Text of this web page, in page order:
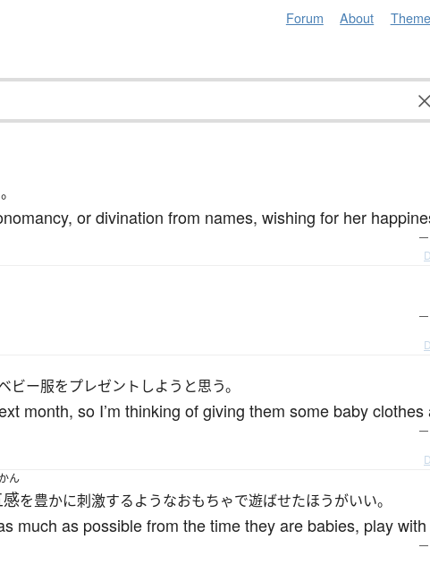
Forum About Theme
or divination from names, wishing for her
—
—
ー服をプレゼントしようと思う。
month, so I’m thinking of giving them some baby clothes
—
ん
感を豊かに刺激するようなおもちゃで遊ばせたほうがいい。
much as possible from the time they are babies, play
—